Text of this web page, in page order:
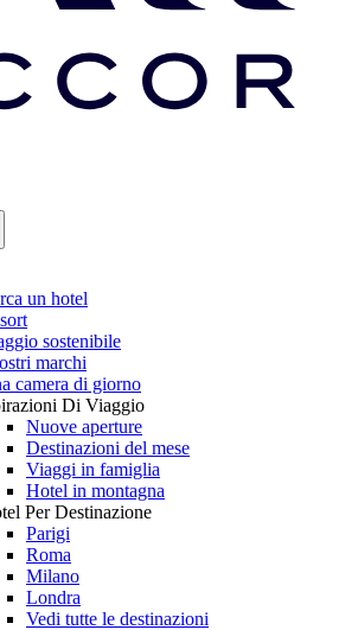
un hotel
sostenibile
marchi
camera di giorno
Di Viaggio
Nuove aperture
Destinazioni del mese
Viaggi in famiglia
Hotel in montagna
Per Destinazione
Parigi
Roma
Milano
Londra
Vedi tutte le destinazioni